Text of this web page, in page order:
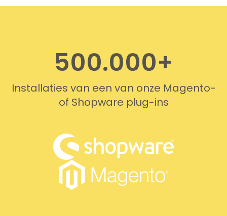
professionally. We do
500.000+
Installaties van een van onze Magento-
of Shopware plug-ins